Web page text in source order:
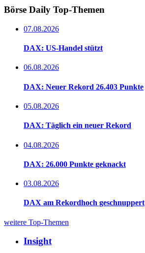
Börse Daily Top-Themen
07.08.2026
DAX: US-Handel stützt
06.08.2026
DAX: Neuer Rekord 26.403 Punkte
05.08.2026
DAX: Täglich ein neuer Rekord
04.08.2026
DAX: 26.000 Punkte geknackt
03.08.2026
DAX am Rekordhoch geschnuppert
weitere Top-Themen
Insight